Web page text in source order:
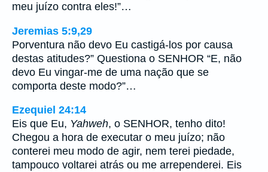
meu juízo contra eles!”…
Jeremias 5:9,29
Porventura não devo Eu castigá-los por causa
destas atitudes?” Questiona o SENHOR “E, não
devo Eu vingar-me de uma nação que se
comporta deste modo?”…
Ezequiel 24:14
Eis que Eu, Yahweh, o SENHOR, tenho dito!
Chegou a hora de executar o meu juízo; não
conterei meu modo de agir, nem terei piedade,
tampouco voltarei atrás ou me arrependerei. Eis